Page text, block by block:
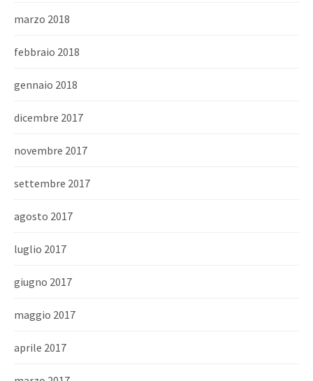
marzo 2018
febbraio 2018
gennaio 2018
dicembre 2017
novembre 2017
settembre 2017
agosto 2017
luglio 2017
giugno 2017
maggio 2017
aprile 2017